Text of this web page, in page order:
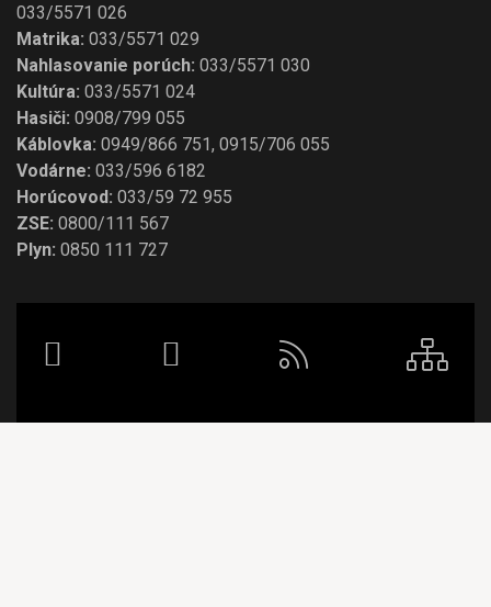
033/5571 026
Matrika: 033/5571 029
Nahlasovanie porúch: 033/5571 030
Kultúra: 033/5571 024
Hasiči: 0908/799 055
Káblovka: 0949/866 751, 0915/706 055
Vodárne: 033/596 6182
Horúcovod: 033/59 72 955
ZSE: 0800/111 567
Plyn: 0850 111 727
Facebook YoutubeRSS